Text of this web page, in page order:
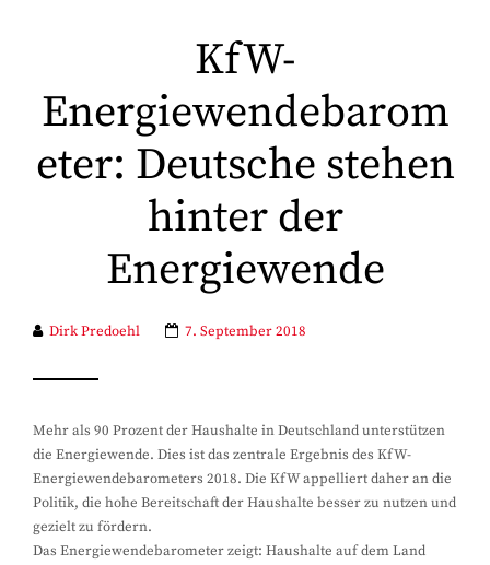
KfW-
Energiewendebarom
eter: Deutsche stehen
hinter der
Energiewende
Dirk Predoehl 7. September 2018
Mehr als 90 Prozent der Haushalte in Deutschland unterstützen
die Energiewende. Dies ist das zentrale Ergebnis des KfW-
Energiewendebarometers 2018. Die KfW appelliert daher an die
Politik, die hohe Bereitschaft der Haushalte besser zu nutzen und
gezielt zu fördern.
Das Energiewendebarometer zeigt: Haushalte auf dem Land